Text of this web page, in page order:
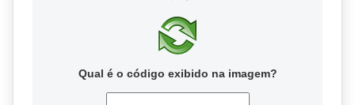
Qual é o código exibido na imagem?